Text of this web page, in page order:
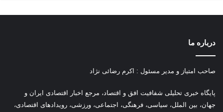
درباره ما
صاحب امتیاز و مدیر مسئول : اکرم رضائی نژاد
پایگاه خبری تحلیلی شفافیت افق و اقتصاد، مرجع اخبار اقتصادی ایران و
جهان، بین الملل، سیاسی، فرهنگی، اجتماعی، ورزشی، رویدادهای اقتصادی،